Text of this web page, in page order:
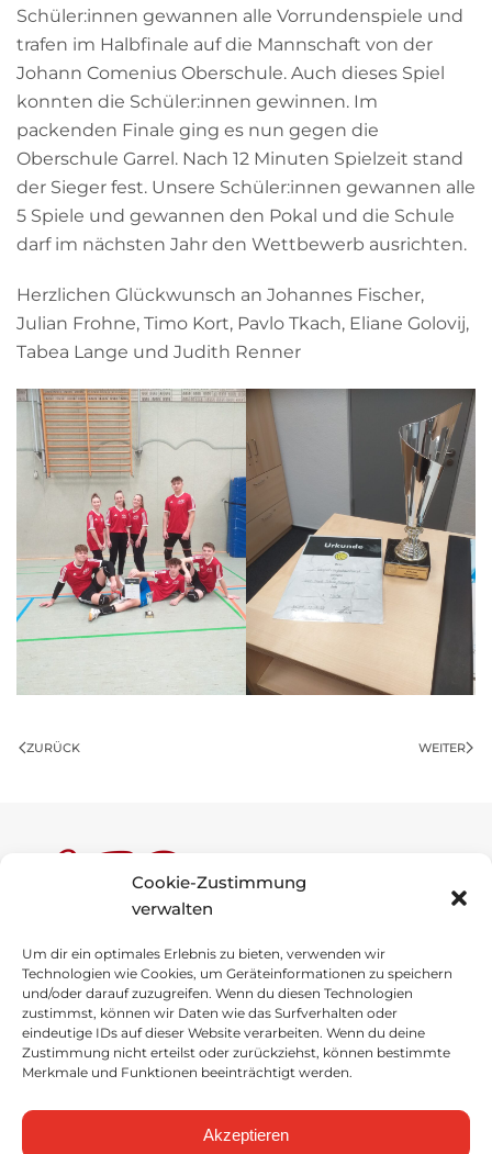
Cookie-Zustimmung
verwalten
Um dir ein optimales Erlebnis zu bieten, verwenden wir
Technologien wie Cookies, um Geräteinformationen zu speichern
und/oder darauf zuzugreifen. Wenn du diesen Technologien
zustimmst, können wir Daten wie das Surfverhalten oder
eindeutige IDs auf dieser Website verarbeiten. Wenn du deine
Zustimmung nicht erteilst oder zurückziehst, können bestimmte
Merkmale und Funktionen beeinträchtigt werden.
Akzeptieren
Schüler:innen gewannen alle Vorrundenspiele und
trafen im Halbfinale auf die Mannschaft von der
Johann Comenius Oberschule. Auch dieses Spiel
konnten die Schüler:innen gewinnen. Im
packenden Finale ging es nun gegen die
Oberschule Garrel. Nach 12 Minuten Spielzeit stand
der Sieger fest. Unsere Schüler:innen gewannen alle
5 Spiele und gewannen den Pokal und die Schule
darf im nächsten Jahr den Wettbewerb ausrichten.
Herzlichen Glückwunsch an Johannes Fischer,
Julian Frohne, Timo Kort, Pavlo Tkach, Eliane Golovij,
Tabea Lange und Judith Renner
ZURÜCK WEITER
Anne-Frank-Schule
Schulstraße 1
49696 Molbergen
Fax